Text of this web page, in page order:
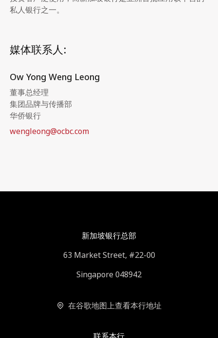
私人银行之一。
媒体联系人:
Ow Yong Weng Leong
董事总经理
集团品牌与传播部
华侨银行
wengleong@ocbc.com
新加坡银行总部
63 Market Street, #22-00
Singapore 048942
在谷歌地图上查看本行地址